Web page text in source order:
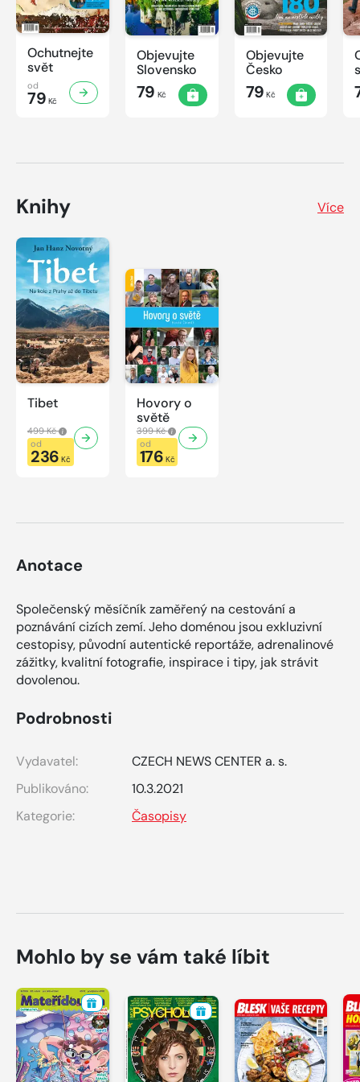
Ochutnejte
svět
od
79 Kč
Objevujte
Slovensko
79 Kč
Objevujte
Česko
79 Kč
Knihy Více
Tibet
499 Kč
od
236 Kč
Hovory o
světě
399 Kč
od
176 Kč
Anotace
Společenský měsíčník zaměřený na cestování a
poznávání cizích zemí. Jeho doménou jsou exkluzivní
cestopisy, původní autentické reportáže, adrenalinové
zážitky, kvalitní fotografie, inspirace i tipy, jak strávit
dovolenou.
Podrobnosti
Vydavatel:
CZECH NEWS CENTER a. s.
Publikováno:
10.3.2021
Kategorie:
Časopisy
Mohlo by se vám také líbit